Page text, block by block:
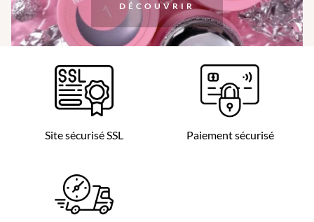
DÉCOUVRIR
Site sécurisé SSL Paiement sécurisé